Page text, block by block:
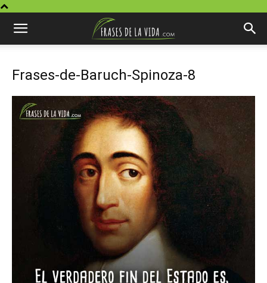
Frases-de-Baruch-Spinoza-8